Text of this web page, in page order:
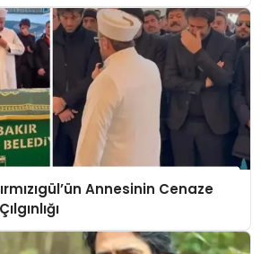
Annesinin Cenaze